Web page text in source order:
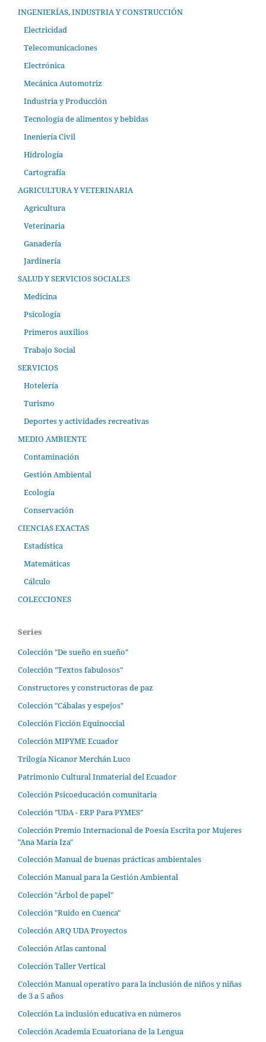
INGENIERÍAS, INDUSTRIA Y CONSTRUCCIÓN
Electricidad
Telecomunicaciones
Electrónica
Mecánica Automotriz
Industria y Producción
Tecnología de alimentos y bebidas
Ineniería Civil
Hidrología
Cartografía
AGRICULTURA Y VETERINARIA
Agricultura
Veterinaria
Ganadería
Jardinería
SALUD Y SERVICIOS SOCIALES
Medicina
Psicología
Primeros auxilios
Trabajo Social
SERVICIOS
Hotelería
Turismo
Deportes y actividades recreativas
MEDIO AMBIENTE
Contaminación
Gestión Ambiental
Ecología
Conservación
CIENCIAS EXACTAS
Estadística
Matemáticas
Cálculo
COLECCIONES
Series
Colección "De sueño en sueño"
Colección "Textos fabulosos"
Constructores y constructoras de paz
Colección "Cábalas y espejos"
Colección Ficción Equinoccial
Colección MIPYME Ecuador
Trilogía Nicanor Merchán Luco
Patrimonio Cultural Inmaterial del Ecuador
Colección Psicoeducación comunitaria
Colección "UDA - ERP Para PYMES"
Colección Premio Internacional de Poesía Escrita por Mujeres
"Ana María Iza"
Colección Manual de buenas prácticas ambientales
Colección Manual para la Gestión Ambiental
Colección "Árbol de papel"
Colección "Ruido en Cuenca"
Colección ARQ UDA Proyectos
Colección Atlas cantonal
Colección Taller Vertical
Colección Manual operativo para la inclusión de niños y niñas
de 3 a 5 años
Colección La inclusión educativa en números
Colección Academia Ecuatoriana de la Lengua